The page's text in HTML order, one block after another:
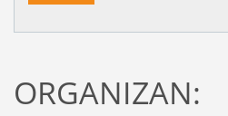
ORGANIZAN: